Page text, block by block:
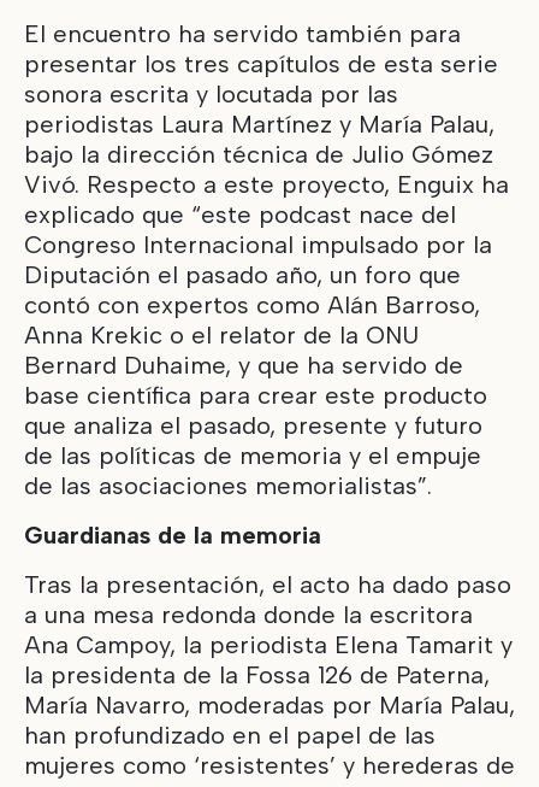
El encuentro ha servido también para
presentar los tres capítulos de esta serie
sonora escrita y locutada por las
periodistas Laura Martínez y María Palau,
bajo la dirección técnica de Julio Gómez
Vivó. Respecto a este proyecto, Enguix ha
explicado que “este podcast nace del
Congreso Internacional impulsado por la
Diputación el pasado año, un foro que
contó con expertos como Alán Barroso,
Anna Krekic o el relator de la ONU
Bernard Duhaime, y que ha servido de
base científica para crear este producto
que analiza el pasado, presente y futuro
de las políticas de memoria y el empuje
de las asociaciones memorialistas”.
Guardianas de la memoria
Tras la presentación, el acto ha dado paso
a una mesa redonda donde la escritora
Ana Campoy, la periodista Elena Tamarit y
la presidenta de la Fossa 126 de Paterna,
María Navarro, moderadas por María Palau,
han profundizado en el papel de las
mujeres como ‘resistentes’ y herederas de